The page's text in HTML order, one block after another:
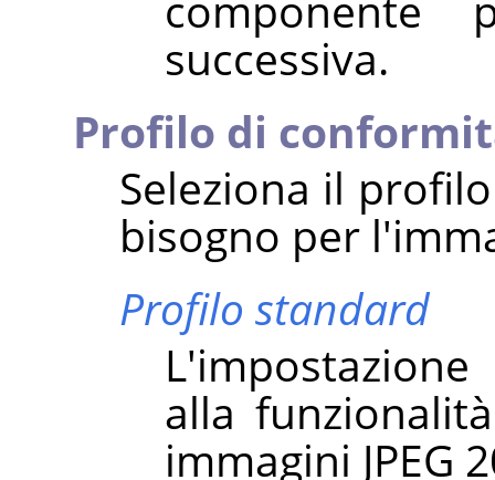
successiva.
Profilo di
Seleziona il
bisogno per
Profilo standard
alla
immagini JPEG